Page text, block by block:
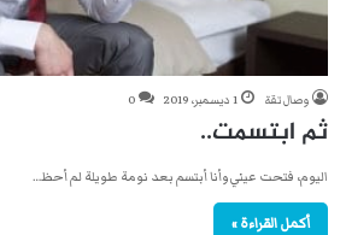
وصال تقة 1 ديسمبر، 2019 0
ثم ابتسمت..
اليوم، فتحت عيني وأنا أبتسم بعد نومة طويلة لم أحظ…
أكمل القراءة »